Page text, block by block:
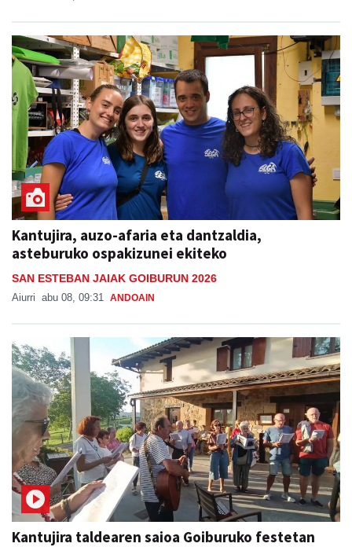
Kantujira, auzo-afaria eta dantzaldia,
asteburuko ospakizunei ekiteko
SAN ESTEBAN JAIAK GOIBURUN 2026
Aiurri abu 08, 09:31 ANDOAIN
Kantujira taldearen saioa Goiburuko festetan